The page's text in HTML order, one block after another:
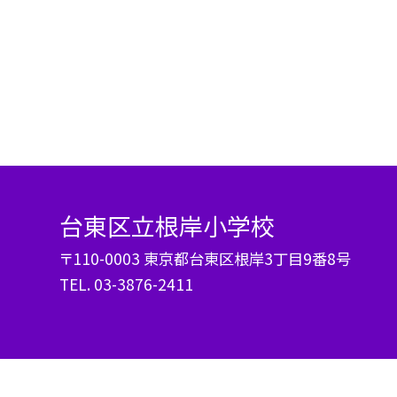
台東区立根岸小学校
〒110-0003 東京都台東区根岸3丁目9番8号
TEL. 03-3876-2411